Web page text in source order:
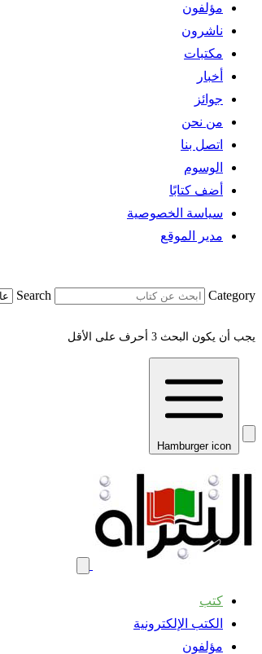
مؤلفون
ناشرون
مكتبات
أخبار
جوائز
من نحن
اتصل بنا
الوسوم
أضف كتابًا
سياسة الخصوصية
مدير الموقع
Search Category
يجب أن يكون البحث 3 أحرف على الأقل
Hamburger icon
كتب
الكتب الإلكترونية
مؤلفون